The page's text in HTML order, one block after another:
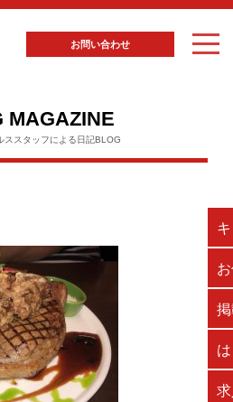
お問い合わせ
MAGAZINE
ススタッフによる日記BLOG